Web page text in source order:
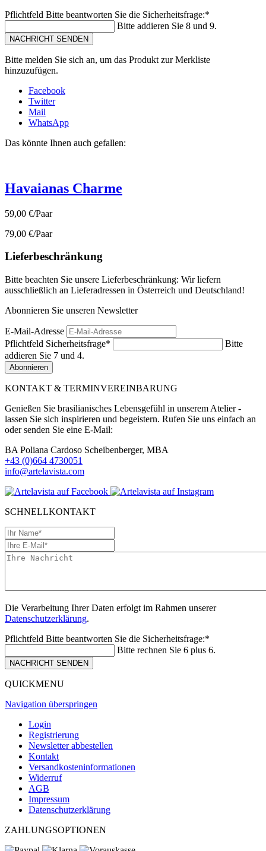
Pflichtfeld Bitte beantworten Sie die Sicherheitsfrage:*
Bitte addieren Sie 8 und 9.
NACHRICHT SENDEN
Bitte melden Sie sich an, um das Produkt zur Merkliste
hinzuzufügen.
Facebook
Twitter
Mail
WhatsApp
Das könnte Ihnen auch gefallen:
Havaianas Charme
59,00 €/Paar
79,00 €/Paar
Lieferbeschränkung
Bitte beachten Sie unsere Lieferbeschränkung: Wir liefern
ausschließlich an Lieferadressen in Österreich und Deutschland!
Abonnieren Sie unseren Newsletter
E-Mail-Adresse
Pflichtfeld Sicherheitsfrage*
Bitte
addieren Sie 7 und 4.
Abonnieren
KONTAKT & TERMINVEREINBARUNG
Genießen Sie brasilianisches Lebensgefühl in unserem Atelier -
lassen Sie sich inspirieren und begeistern. Rufen Sie uns einfach an
oder senden Sie eine E-Mail:
BA Poliana Cardoso Scheibenberger, MBA
+43 (0)664 4730051
info@artelavista.com
SCHNELLKONTAKT
Die Verarbeitung Ihrer Daten erfolgt im Rahmen unserer
Datenschutzerklärung.
Pflichtfeld Bitte beantworten Sie die Sicherheitsfrage:*
Bitte rechnen Sie 6 plus 6.
NACHRICHT SENDEN
QUICKMENU
Navigation überspringen
Login
Registrierung
Newsletter abbestellen
Kontakt
Versandkosteninformationen
Widerruf
AGB
Impressum
Datenschutzerklärung
ZAHLUNGSOPTIONEN